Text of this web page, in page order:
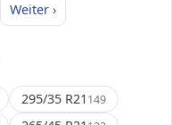
Weiter ›
295/35 R21 149